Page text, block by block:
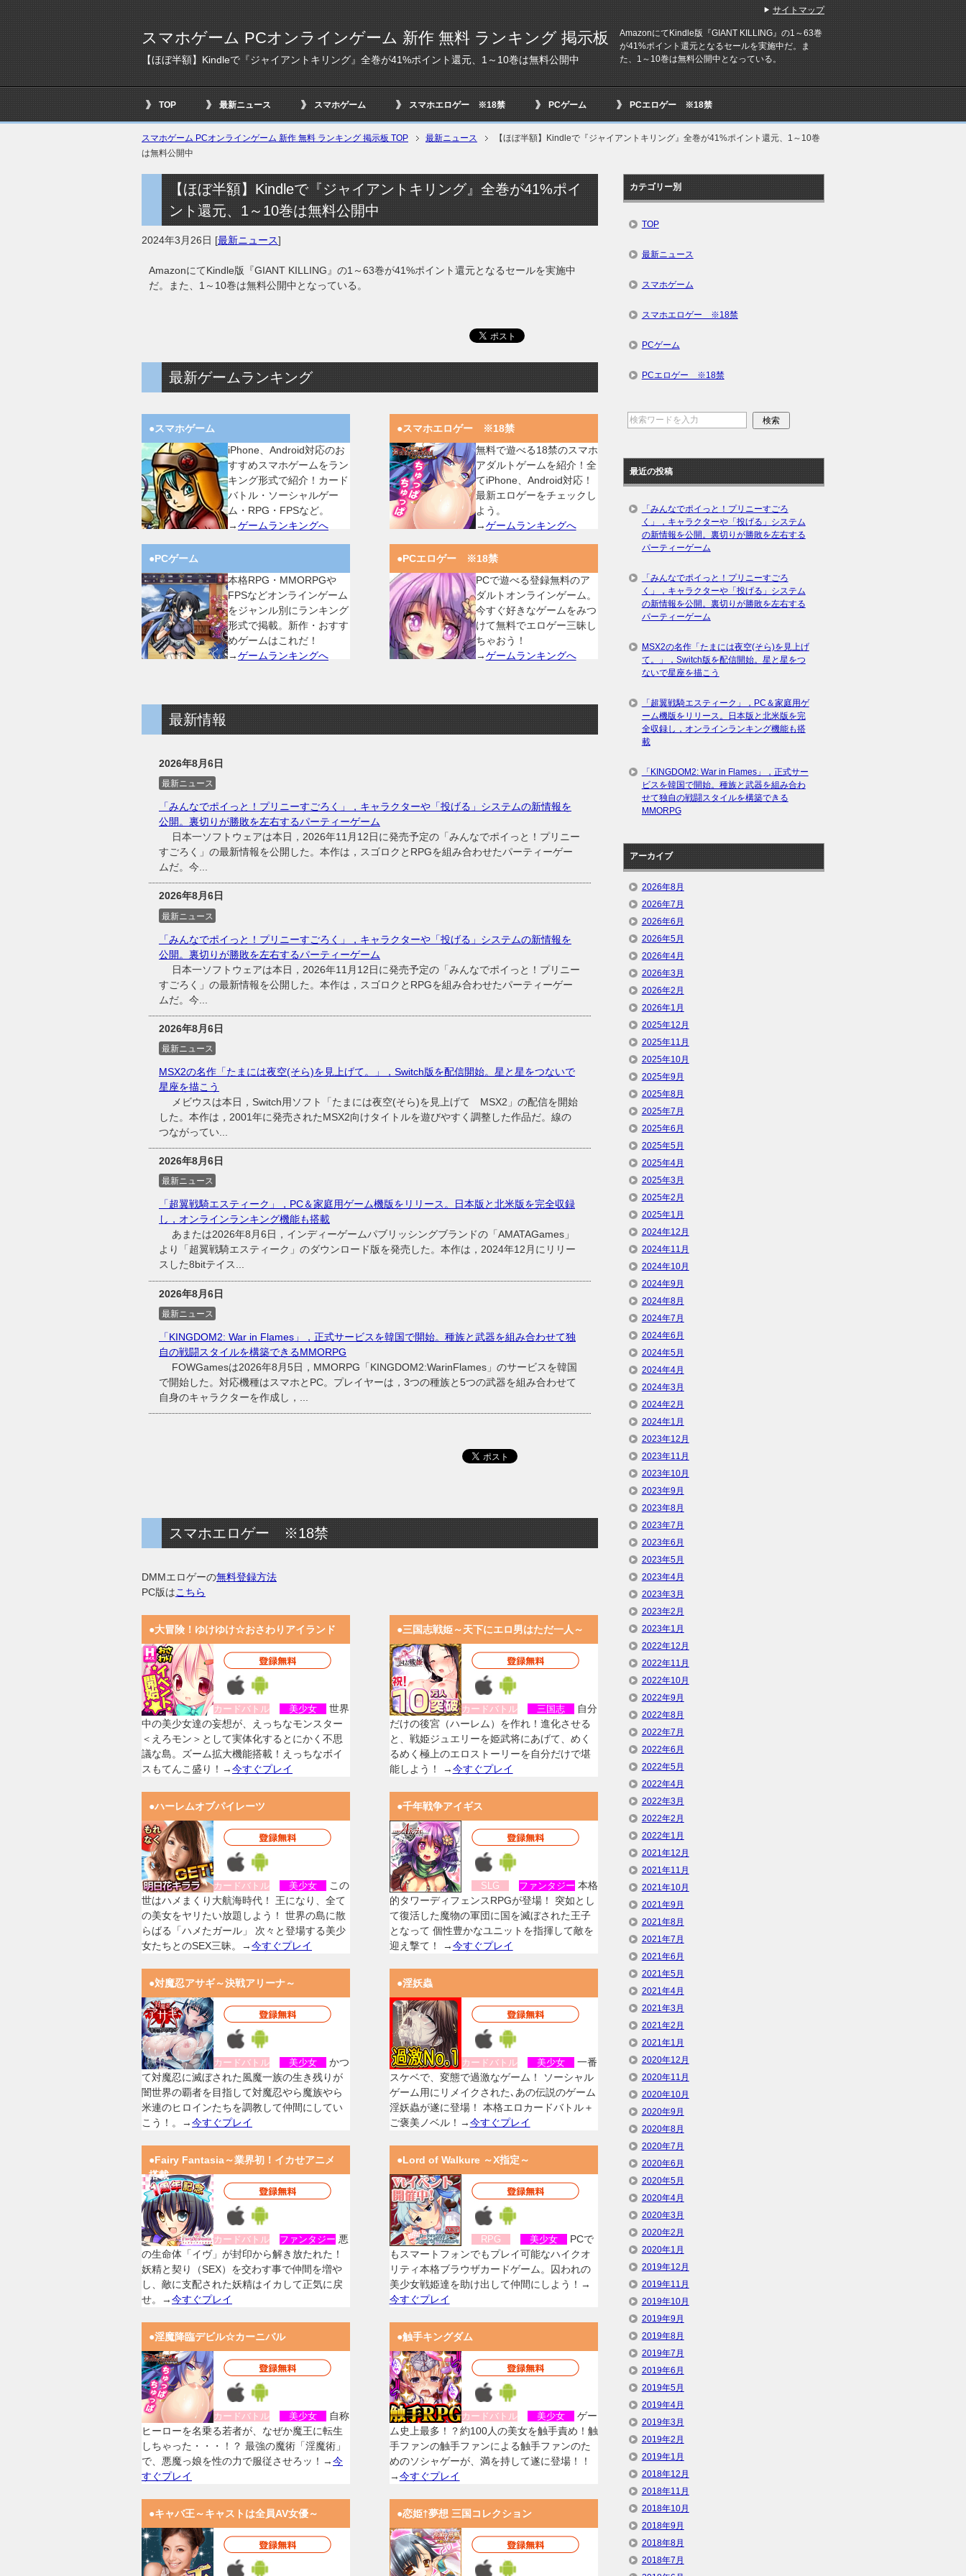
スマホゲーム PCオンラインゲーム 新作 無料 ランキング 掲示板
【ほぼ半額】Kindleで『ジャイアントキリング』全巻が41%ポイント還元、1～10巻は無料公開中
AmazonにてKindle版『GIANT KILLING』の1～63巻
が41%ポイント還元となるセールを実施中だ。ま
た、1～10巻は無料公開中となっている。
TOP 最新ニュース スマホゲーム スマホエロゲー ※18禁 PCゲーム PCエロゲー ※18禁
スマホゲーム PCオンラインゲーム 新作 無料 ランキング 掲示板 TOP 最新ニュース
【ほぼ半額】Kindleで『ジャイアントキリング』全巻が41%ポイント還元、1～10巻
は無料公開中
【ほぼ半額】Kindleで『ジャイアントキリング』全巻が41%ポイ
ント還元、1～10巻は無料公開中
2024年3月26日 [最新ニュース]
AmazonにてKindle版『GIANT KILLING』の1～63巻が41%ポイント還元となるセールを実施中
だ。また、1～10巻は無料公開中となっている。
最新ゲームランキング
●スマホゲーム
iPhone、Android対応のお
すすめスマホゲームをラン
キング形式で紹介！カード
バトル・ソーシャルゲー
ム・RPG・FPSなど。
→ゲームランキングへ
●スマホエロゲー ※18禁
無料で遊べる18禁のスマホ
アダルトゲームを紹介！全
てiPhone、Android対応！
最新エロゲーをチェックし
よう。
→ゲームランキングへ
●PCゲーム
本格RPG・MMORPGや
FPSなどオンラインゲーム
をジャンル別にランキング
形式で掲載。新作・おすす
めゲームはこれだ！
→ゲームランキングへ
●PCエロゲー ※18禁
PCで遊べる登録無料のア
ダルトオンラインゲーム。
今すぐ好きなゲームをみつ
けて無料でエロゲー三昧し
ちゃおう！
→ゲームランキングへ
最新情報
2026年8月6日
最新ニュース
「みんなでポイっと！プリニーすごろく」，キャラクターや「投げる」システムの新情報を
公開。裏切りが勝敗を左右するパーティーゲーム
日本一ソフトウェアは本日，2026年11月12日に発売予定の「みんなでポイっと！プリニー
すごろく」の最新情報を公開した。本作は，スゴロクとRPGを組み合わせたパーティーゲー
ムだ。今...
2026年8月6日
最新ニュース
「みんなでポイっと！プリニーすごろく」，キャラクターや「投げる」システムの新情報を
公開。裏切りが勝敗を左右するパーティーゲーム
日本一ソフトウェアは本日，2026年11月12日に発売予定の「みんなでポイっと！プリニー
すごろく」の最新情報を公開した。本作は，スゴロクとRPGを組み合わせたパーティーゲー
ムだ。今...
2026年8月6日
最新ニュース
MSX2の名作「たまには夜空(そら)を見上げて。」，Switch版を配信開始。星と星をつないで
星座を描こう
メビウスは本日，Switch用ソフト「たまには夜空(そら)を見上げて MSX2」の配信を開始
した。本作は，2001年に発売されたMSX2向けタイトルを遊びやすく調整した作品だ。線の
つながってい...
2026年8月6日
最新ニュース
「超翼戦騎エスティーク」，PC＆家庭用ゲーム機版をリリース。日本版と北米版を完全収録
し，オンラインランキング機能も搭載
あまたは2026年8月6日，インディーゲームパブリッシングブランドの「AMATAGames」
より「超翼戦騎エスティーク」のダウンロード版を発売した。本作は，2024年12月にリリー
スした8bitテイス...
2026年8月6日
最新ニュース
「KINGDOM2: War in Flames」，正式サービスを韓国で開始。種族と武器を組み合わせて独
自の戦闘スタイルを構築できるMMORPG
FOWGamesは2026年8月5日，MMORPG「KINGDOM2:WarinFlames」のサービスを韓国
で開始した。対応機種はスマホとPC。プレイヤーは，3つの種族と5つの武器を組み合わせて
自身のキャラクターを作成し，...
スマホエロゲー ※18禁
DMMエロゲーの無料登録方法
PC版はこちら
●大冒険！ゆけゆけ☆おさわりアイランド
カードバトル 美少女
世界
中の美少女達の妄想が、えっちなモンスター
＜えろモン＞として実体化するとにかく不思
議な島。ズーム拡大機能搭載！えっちなボイ
スもてんこ盛り！→今すぐプレイ
●三国志戦姫～天下にエロ男はただ一人～
カードバトル 三国志
自分
だけの後宮（ハーレム）を作れ！進化させる
と、戦姫ジュエリーを姫武将にあげて、めく
るめく極上のエロストーリーを自分だけで堪
能しよう！ →今すぐプレイ
●ハーレムオブパイレーツ
カードバトル 美少女
この
世はハメまくり大航海時代！ 王になり、全て
の美女をヤリたい放題しよう！ 世界の島に散
らばる「ハメたガール」 次々と登場する美少
女たちとのSEX三昧。→今すぐプレイ
●千年戦争アイギス
SLG ファンタジー 本格
的タワーディフェンスRPGが登場！ 突如とし
て復活した魔物の軍団に国を滅ぼされた王子
となって 個性豊かなユニットを指揮して敵を
迎え撃て！ →今すぐプレイ
●対魔忍アサギ～決戦アリーナ～
カードバトル 美少女
かつ
て対魔忍に滅ぼされた風魔一族の生き残りが
闇世界の覇者を目指して対魔忍やら魔族やら
米連のヒロインたちを調教して仲間にしてい
こう！。→今すぐプレイ
●淫妖蟲
カードバトル 美少女
一番
スケベで、変態で過激なゲーム！ ソーシャル
ゲーム用にリメイクされた､あの伝説のゲーム
淫妖蟲が遂に登場！ 本格エロカードバトル＋
ご褒美ノベル！→今すぐプレイ
●Fairy Fantasia～業界初！イカせアニメ
搭載
カードバトル ファンタジー 悪
の生命体「イヴ」が封印から解き放たれた！
妖精と契り（SEX）を交わす事で仲間を増や
し、敵に支配された妖精はイカして正気に戻
せ。→今すぐプレイ
●Lord of Walkure ～X指定～
RPG 美少女
PCで
もスマートフォンでもプレイ可能なハイクオ
リティ本格ブラウザカードゲーム。囚われの
美少女戦姫達を助け出して仲間にしよう！→
今すぐプレイ
●淫魔降臨デビル☆カーニバル
カードバトル 美少女
自称
ヒーローを名乗る若者が、なぜか魔王に転生
しちゃった・・・！？ 最強の魔術「淫魔術」
で、悪魔っ娘を性の力で服従させろッ！→今
すぐプレイ
●触手キングダム
カードバトル 美少女
ゲー
ム史上最多！？約100人の美女を触手責め！触
手ファンの触手ファンによる触手ファンのた
めのソシャゲーが、満を持して遂に登場！！
→今すぐプレイ
●キャバ王～キャストは全員AV女優～ ●恋姫†夢想 三国コレクション
カテゴリー別
TOP
最新ニュース
スマホゲーム
スマホエロゲー ※18禁
PCゲーム
PCエロゲー ※18禁
最近の投稿
「みんなでポイっと！プリニーすごろ
く」，キャラクターや「投げる」システム
の新情報を公開。裏切りが勝敗を左右する
パーティーゲーム
「みんなでポイっと！プリニーすごろ
く」，キャラクターや「投げる」システム
の新情報を公開。裏切りが勝敗を左右する
パーティーゲーム
MSX2の名作「たまには夜空(そら)を見上げ
て。」，Switch版を配信開始。星と星をつ
ないで星座を描こう
「超翼戦騎エスティーク」，PC＆家庭用ゲ
ーム機版をリリース。日本版と北米版を完
全収録し，オンラインランキング機能も搭
載
「KINGDOM2: War in Flames」，正式サー
ビスを韓国で開始。種族と武器を組み合わ
せて独自の戦闘スタイルを構築できる
MMORPG
アーカイブ
2026年8月
2026年7月
2026年6月
2026年5月
2026年4月
2026年3月
2026年2月
2026年1月
2025年12月
2025年11月
2025年10月
2025年9月
2025年8月
2025年7月
2025年6月
2025年5月
2025年4月
2025年3月
2025年2月
2025年1月
2024年12月
2024年11月
2024年10月
2024年9月
2024年8月
2024年7月
2024年6月
2024年5月
2024年4月
2024年3月
2024年2月
2024年1月
2023年12月
2023年11月
2023年10月
2023年9月
2023年8月
2023年7月
2023年6月
2023年5月
2023年4月
2023年3月
2023年2月
2023年1月
2022年12月
2022年11月
2022年10月
2022年9月
2022年8月
2022年7月
2022年6月
2022年5月
2022年4月
2022年3月
2022年2月
2022年1月
2021年12月
2021年11月
2021年10月
2021年9月
2021年8月
2021年7月
2021年6月
2021年5月
2021年4月
2021年3月
2021年2月
2021年1月
2020年12月
2020年11月
2020年10月
2020年9月
2020年8月
2020年7月
2020年6月
2020年5月
2020年4月
2020年3月
2020年2月
2020年1月
2019年12月
2019年11月
2019年10月
2019年9月
2019年8月
2019年7月
2019年6月
2019年5月
2019年4月
2019年3月
2019年2月
2019年1月
2018年12月
2018年11月
2018年10月
2018年9月
2018年8月
2018年7月
サイトマップ